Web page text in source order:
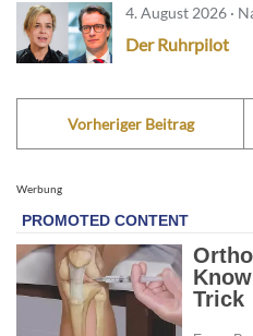
4. August 2026 ·
Der Ruhrpilot
Vorheriger Beitrag
Werbung